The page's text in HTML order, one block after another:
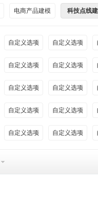
电商产品建模 科技点线
自定义选项 自定义选项
自定义选项 自定义选项
自定义选项 自定义选项
自定义选项 自定义选项
自定义选项 自定义选项